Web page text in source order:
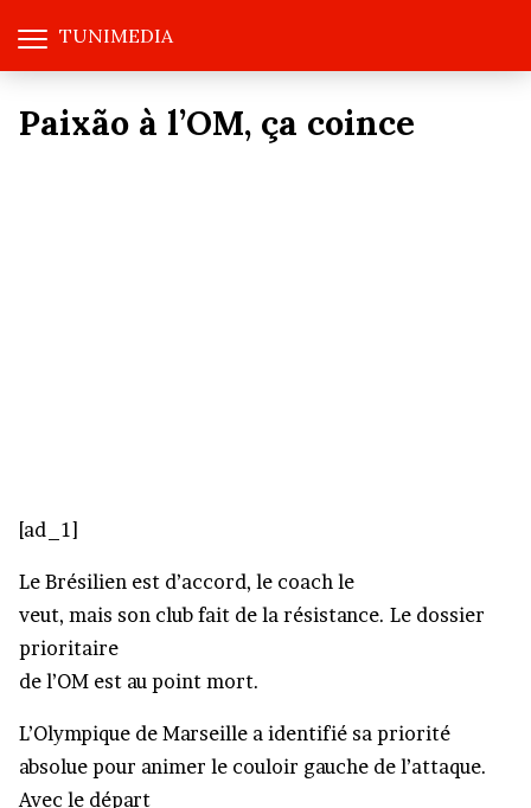
TUNIMEDIA
Paixão à l’OM, ça coince
[ad_1]
Le Brésilien est d’accord, le coach le
veut, mais son club fait de la résistance. Le dossier
prioritaire
de l’OM est au point mort.
L’Olympique de Marseille a identifié sa priorité
absolue pour animer le couloir gauche de l’attaque.
Avec le départ